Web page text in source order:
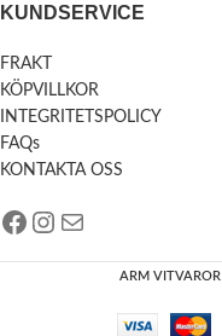
KUNDSERVICE
FRAKT
KÖPVILLKOR
INTEGRITETSPOLICY
FAQs
KONTAKTA OSS
ARM VITVAROR